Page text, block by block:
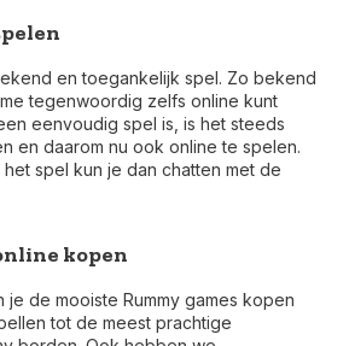
en toegankelijk spel. Zo bekend
tegenwoordig zelfs online kunt
eenvoudig spel is, is het steeds
en daarom nu ook online te spelen.
spel kun je dan chatten met de
kopen
je de mooiste Rummy games kopen
tot de meest prachtige